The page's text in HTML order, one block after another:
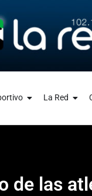
La Red
de las